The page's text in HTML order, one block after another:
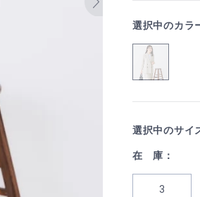
選択中のカラ
選択中のサイ
在 庫：
3